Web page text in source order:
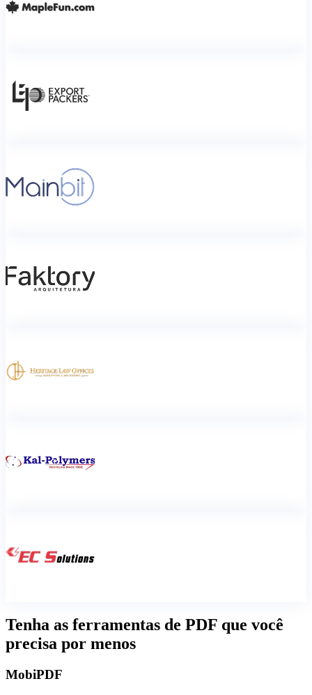
Tenha as ferramentas de PDF que você
precisa por menos
MobiPDF